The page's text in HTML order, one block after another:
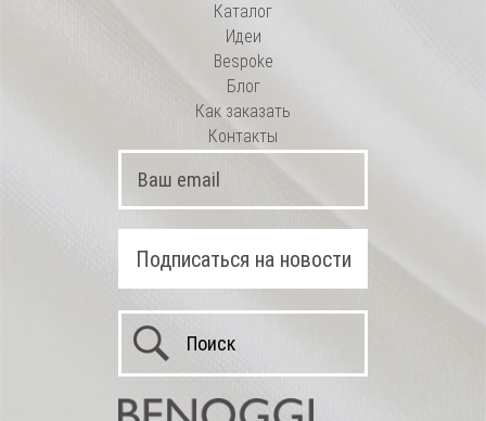
Каталог
Идеи
Bespoke
Блог
Как заказать
Контакты